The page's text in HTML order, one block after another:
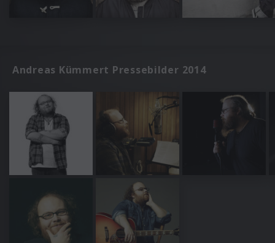
Andreas Kümmert Pressebilder 2014